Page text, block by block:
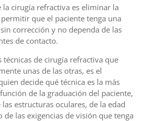
la cirugía refractiva es eliminar la
que el paciente tenga una
corrección y no dependa de las
de contacto.
técnicas de cirugía refractiva que
unas de las otras, es el
decide qué técnica es la más
de la graduación del paciente,
estructuras oculares, de la edad
de las exigencias de visión que tenga